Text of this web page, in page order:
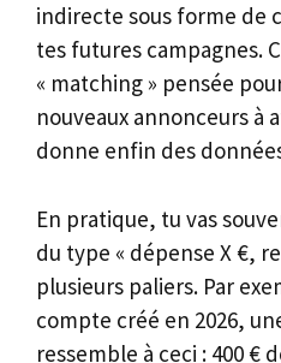
indirecte sous forme de
tes futures campagnes.
« matching » pensée
nouveaux annonceurs à
donne enfin des
En pratique, tu vas
du type « dépense X €,
plusieurs paliers. Par
compte créé en 2026,
ressemble à ceci : 400 €